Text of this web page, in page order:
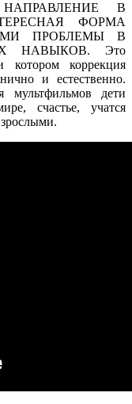
В
ФОРМА
ПРОБЛЕМЫ В
НАВЫКОВ. Это
коррекция
и естественно.
мультфильмов дети
счастье, учатся